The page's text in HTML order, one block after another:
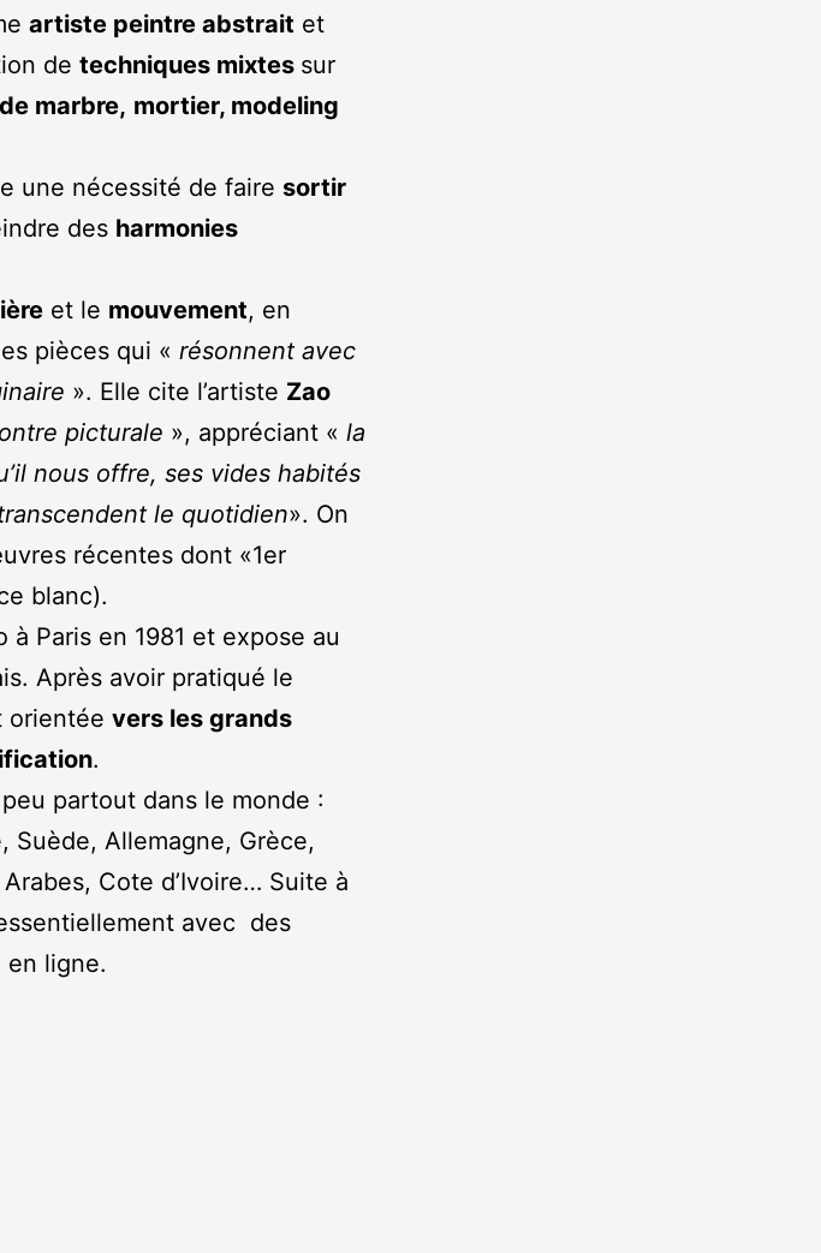
artiste peintre abstrait et
de techniques mixtes sur
marbre, mortier, modeling
une nécessité de faire sortir
des harmonies
et le mouvement, en
pièces qui « résonnent avec
». Elle cite l’artiste Zao
picturale », appréciant « la
nous offre, ses vides habités
le quotidien». On
récentes dont «1er
blanc).
Paris en 1981 et expose au
Après avoir pratiqué le
orientée vers les grands
.
partout dans le monde :
Suède, Allemagne, Grèce,
Cote d’Ivoire… Suite à
avec des
en ligne.